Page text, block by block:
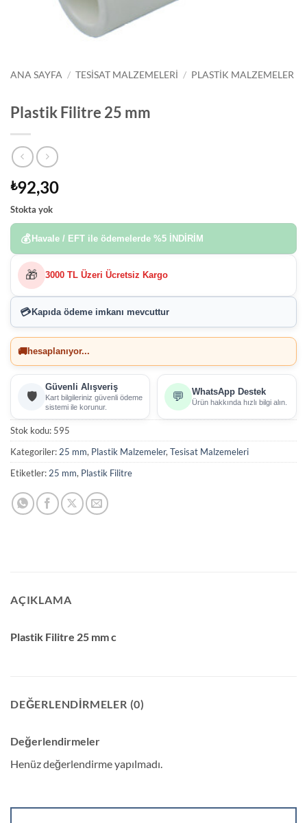
ANA SAYFA / TESISAT MALZEMELERI / PLASTIK MALZEMELER
Plastik Filitre 25 mm
₺92,30
Stokta yok
💰 Havale / EFT ile ödemelerde %5 İNDİRİM
🎁 3000 TL Üzeri Ücretsiz Kargo
💳 Kapıda ödeme imkanı mevcuttur
🚚hesaplanıyor...
🛡️
Güvenli Alışveriş
Kart bilgileriniz güvenli ödeme
sistemi ile korunur.
💬 WhatsApp Destek
Ürün hakkında hızlı bilgi alın.
Stok kodu: 595
Kategoriler:25 mm, Plastik Malzemeler,Tesisat Malzemeleri
Etiketler:25 mm, Plastik Filitre
AÇIKLAMA
Plastik Filitre 25 mm c
DEĞERLENDIRMELER (0)
Değerlendirmeler
Henüz değerlendirme yapılmadı.